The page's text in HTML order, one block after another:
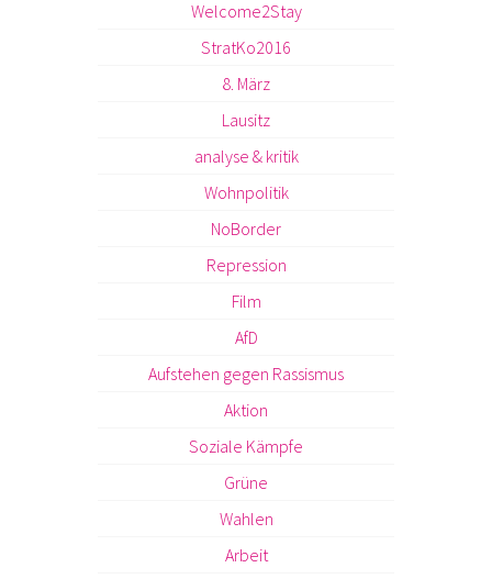
Welcome2Stay
StratKo2016
8. März
Lausitz
analyse & kritik
Wohnpolitik
NoBorder
Repression
Film
AfD
Aufstehen gegen Rassismus
Aktion
Soziale Kämpfe
Grüne
Wahlen
Arbeit